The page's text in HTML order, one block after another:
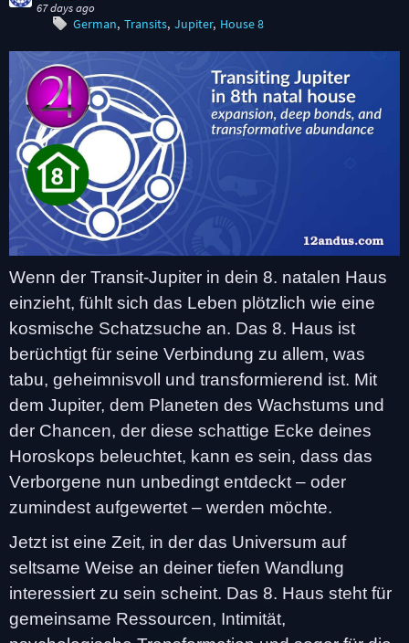
67 days ago
German Transits Jupiter House 8
Wenn der Transit-Jupiter in dein 8. natalen Haus
einzieht, fühlt sich das Leben plötzlich wie eine
kosmische Schatzsuche an. Das 8. Haus ist
berüchtigt für seine Verbindung zu allem, was
tabu, geheimnisvoll und transformierend ist. Mit
dem Jupiter, dem Planeten des Wachstums und
der Chancen, der diese schattige Ecke deines
Horoskops beleuchtet, kann es sein, dass das
Verborgene nun unbedingt entdeckt – oder
zumindest aufgewertet – werden möchte.
Jetzt ist eine Zeit, in der das Universum auf
seltsame Weise an deiner tiefen Wandlung
interessiert zu sein scheint. Das 8. Haus steht für
gemeinsame Ressourcen, Intimität,